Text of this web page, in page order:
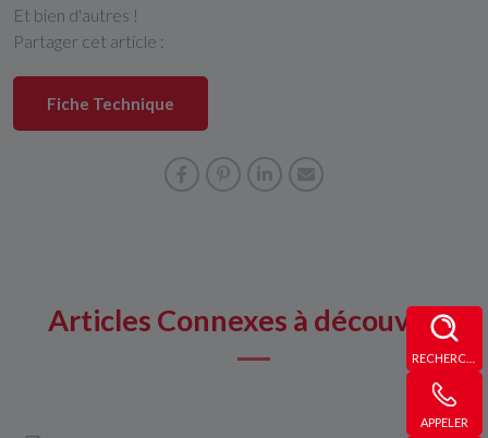
APPELER
Et bien d'autres !
Partager cet article :
Fiche Technique
Articles Connexes à découvrir